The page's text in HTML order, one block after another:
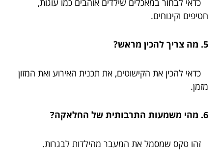
חטיפים וקינוחים.
5. מה צריך להכין מראש?
כדאי להכין את הקישוטים, את תכנית האירוע ואת המזון
מזמן.
6. מהי משמעות התרבותית של החלאקה?
זהו טקס שמסמל את המעבר מהילדות לבגרות.